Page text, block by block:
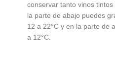
conservar tanto vinos
la parte de abajo puedes
12 a 22°C y en la parte de
a 12°C.